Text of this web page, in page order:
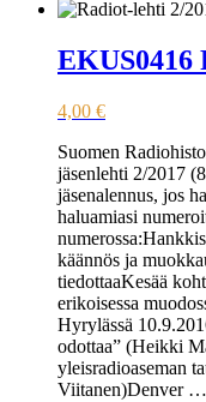
EKUS0416
4,00 €
Suomen
jäsenlehti 2/2017
jäsenalennus, jos
haluamiasi
käännös ja
tiedottaaKesää
erikoisessa
Hyrylässä
odottaa” (Heikki
yleisradioaseman
Viitanen)Denver …